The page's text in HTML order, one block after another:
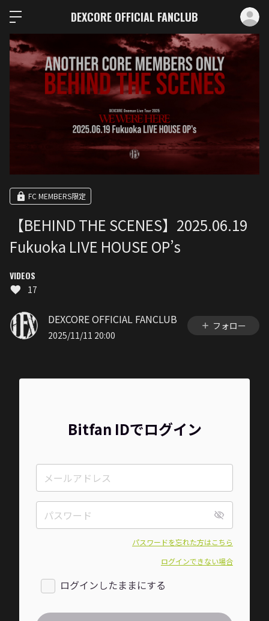
DEXCORE OFFICIAL FANCLUB
FC MEMBERS限定
【BEHIND THE SCENES】2025.06.19
Fukuoka LIVE HOUSE OP’s
VIDEOS
17
DEXCORE OFFICIAL FANCLUB
2025/11/11 20:00
フォロー
Bitfan IDでログイン
パスワードを忘れた方はこちら
ログインできない場合
ログインしたままにする